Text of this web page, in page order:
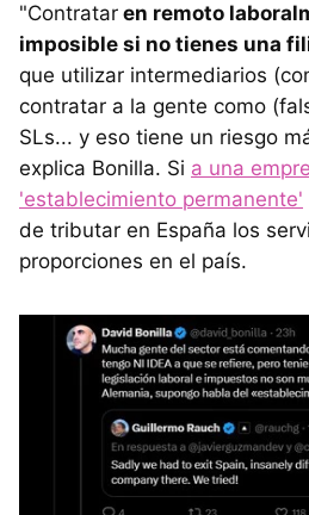
"Contratar en remoto
imposible si no tienes una
que utilizar intermediarios
contratar a la gente como
SLs... y eso tiene un riesgo
explica Bonilla. Si a una
'establecimiento permanente'
de tributar en España los
proporciones en el país.